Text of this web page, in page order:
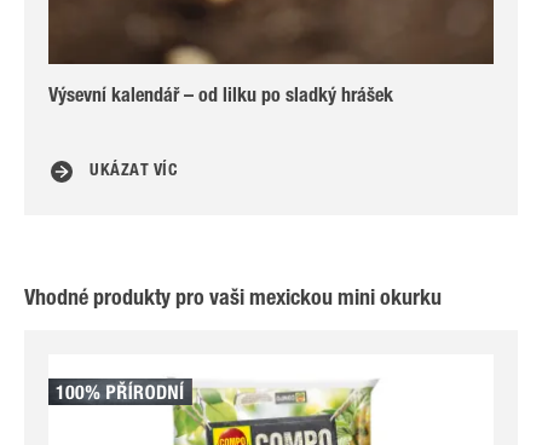
Výsevní kalendář – od lilku po sladký hrášek
UKÁZAT VÍC
Vhodné produkty pro vaši mexickou mini okurku